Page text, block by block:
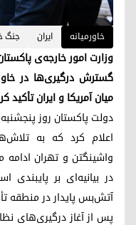
خاورمیانه ایران جنگ
وزارت امور خارجه‌ی
گسترش درگیری‌ها در
میان آمریکا و ایران تأکید
اعلام کرد که به
واشینگتن و تهران
در بیانیه‌ای بر
آتش‌بس پایدار در منطقه